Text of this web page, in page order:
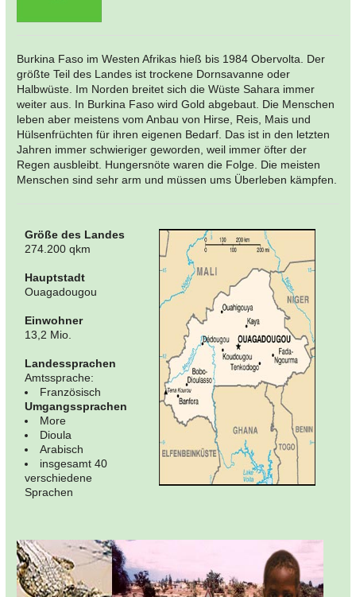
Burkina Faso im Westen Afrikas hieß bis 1984 Obervolta. Der
größte Teil des Landes ist trockene Dornsavanne oder
Halbwüste. Im Norden breitet sich die Wüste Sahara immer
weiter aus. In Burkina Faso wird Gold abgebaut. Die Menschen
leben aber meistens vom Anbau von Hirse, Reis, Mais und
Hülsenfrüchten für ihren eigenen Bedarf. Das ist in den letzten
Jahren immer schwieriger geworden, weil immer öfter der
Regen ausbleibt. Hungersnöte waren die Folge. Die meisten
Menschen sind sehr arm und müssen ums Überleben kämpfen.
Größe des Landes
274.200 qkm
Hauptstadt
Ouagadougou
Einwohner
13,2 Mio.
Landessprachen
Amtssprache:
Französisch
Umgangssprachen
More
Dioula
Arabisch
insgesamt 40
verschiedene
Sprachen